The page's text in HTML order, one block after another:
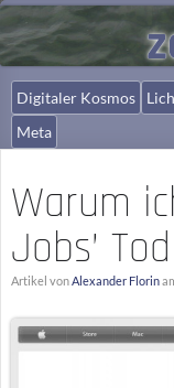
Digitaler Kosmos
Meta
Warum
Jobs’
Artikel vonAlexander Florin